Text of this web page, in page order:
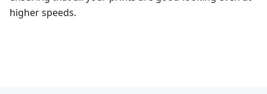
higher speeds.